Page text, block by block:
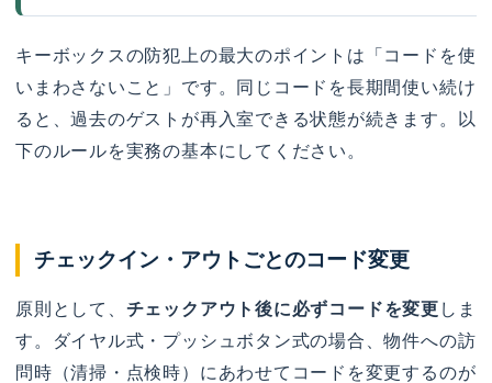
キーボックスの防犯上の最大のポイントは「コードを使
いまわさないこと」です。同じコードを長期間使い続け
ると、過去のゲストが再入室できる状態が続きます。以
下のルールを実務の基本にしてください。
チェックイン・アウトごとのコード変更
原則として、 チェックアウト後に必ずコードを変更 しま
す。ダイヤル式・プッシュボタン式の場合、物件への訪
問時（清掃・点検時）にあわせてコードを変更するのが